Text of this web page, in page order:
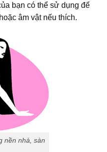
bạn có thể sử dụng để
âm vật nếu thích.
nền nhà, sàn